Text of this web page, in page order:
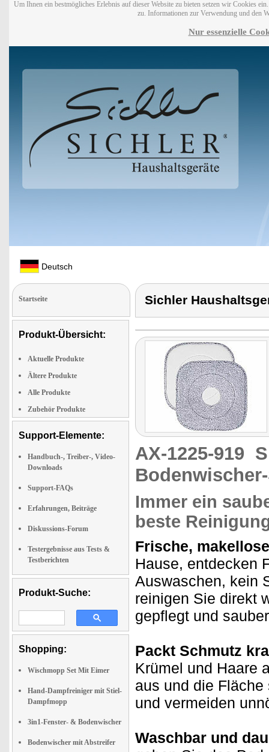
Um Ihnen ein bestmögliches Erlebnis auf dieser Website zu bieten setzen wir Cookies
zu. Informationen zur Verwendung und den
Nur essenzielle
Deutsch
Startseite
Produkt-Übersicht:
Aktuelle Produkte
Ältere Produkte
Alle Produkte
Zubehör Produkte
Support-Elemente:
Handbuch-, Treiber-, Video-
Downloads
Support-FAQs
Erfahrungen, Beiträge
Diskussions-Forum
Testergebnisse aus Tests &
Testberichten
Produkt-Suche:
Shopping:
Wischmopp Set Mit Eimer
Hand-Dampfreiniger mit Stiel-
Dampfmopp
3in1-Fenster- & Bodenwischer
Bodenwischer mit Abstreifer
Sichler
AX-1225-919
Immer ein
beste
Frische,
Hause, entdecken
Auswaschen, kein
reinigen Sie direkt
gepflegt und
Packt Schmutz
Krümel und Haare
aus und die
und vermeiden
Waschbar und